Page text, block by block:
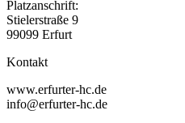
Platzanschrift:
Stielerstraße 9
99099 Erfurt
Kontakt
www.erfurter-hc.de
info@erfurter-hc.de